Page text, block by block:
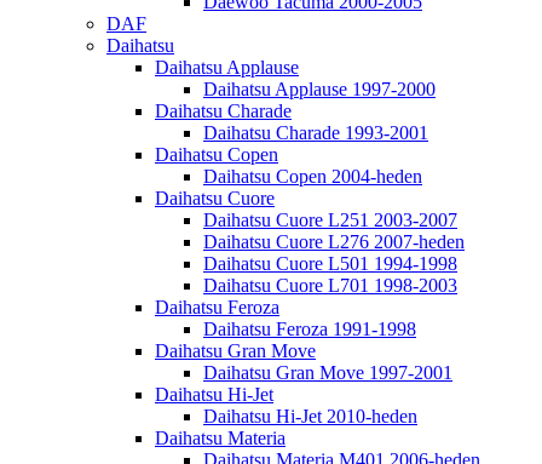
DAF
Daihatsu
Daihatsu Applause
Daihatsu Applause 1997-2000
Daihatsu Charade
Daihatsu Charade 1993-2001
Daihatsu Copen
Daihatsu Copen 2004-heden
Daihatsu Cuore
Daihatsu Cuore L251 2003-2007
Daihatsu Cuore L276 2007-heden
Daihatsu Cuore L501 1994-1998
Daihatsu Cuore L701 1998-2003
Daihatsu Feroza
Daihatsu Feroza 1991-1998
Daihatsu Gran Move
Daihatsu Gran Move 1997-2001
Daihatsu Hi-Jet
Daihatsu Hi-Jet 2010-heden
Daihatsu Materia